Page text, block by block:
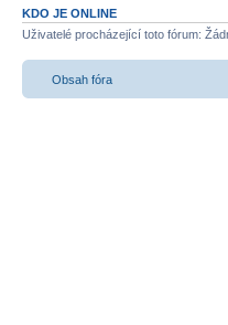
KDO JE ONLINE
Uživatelé procházející toto fórum:
Obsah fóra